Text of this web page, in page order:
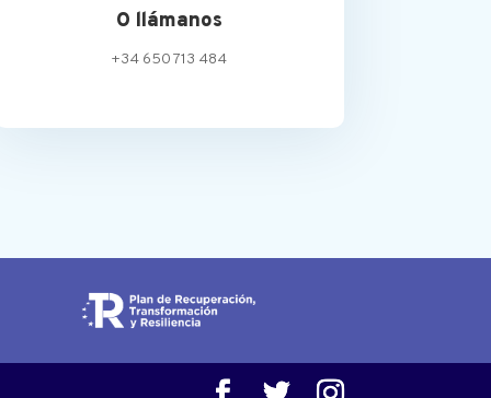
O llámanos
+34 650 713 484